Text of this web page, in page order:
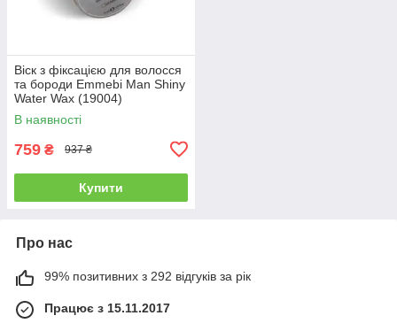
Віск з фіксацією для волосся
та бороди Emmebi Man Shiny
Water Wax (19004)
В наявності
759 ₴ 937 ₴
Купити
Про нас
99% позитивних з 292 відгуків за рік
Працює з 15.11.2017